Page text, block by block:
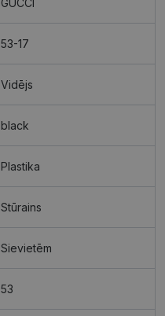
GUCCI
53-17
Vidējs
black
Plastika
Stūrains
Sievietēm
53